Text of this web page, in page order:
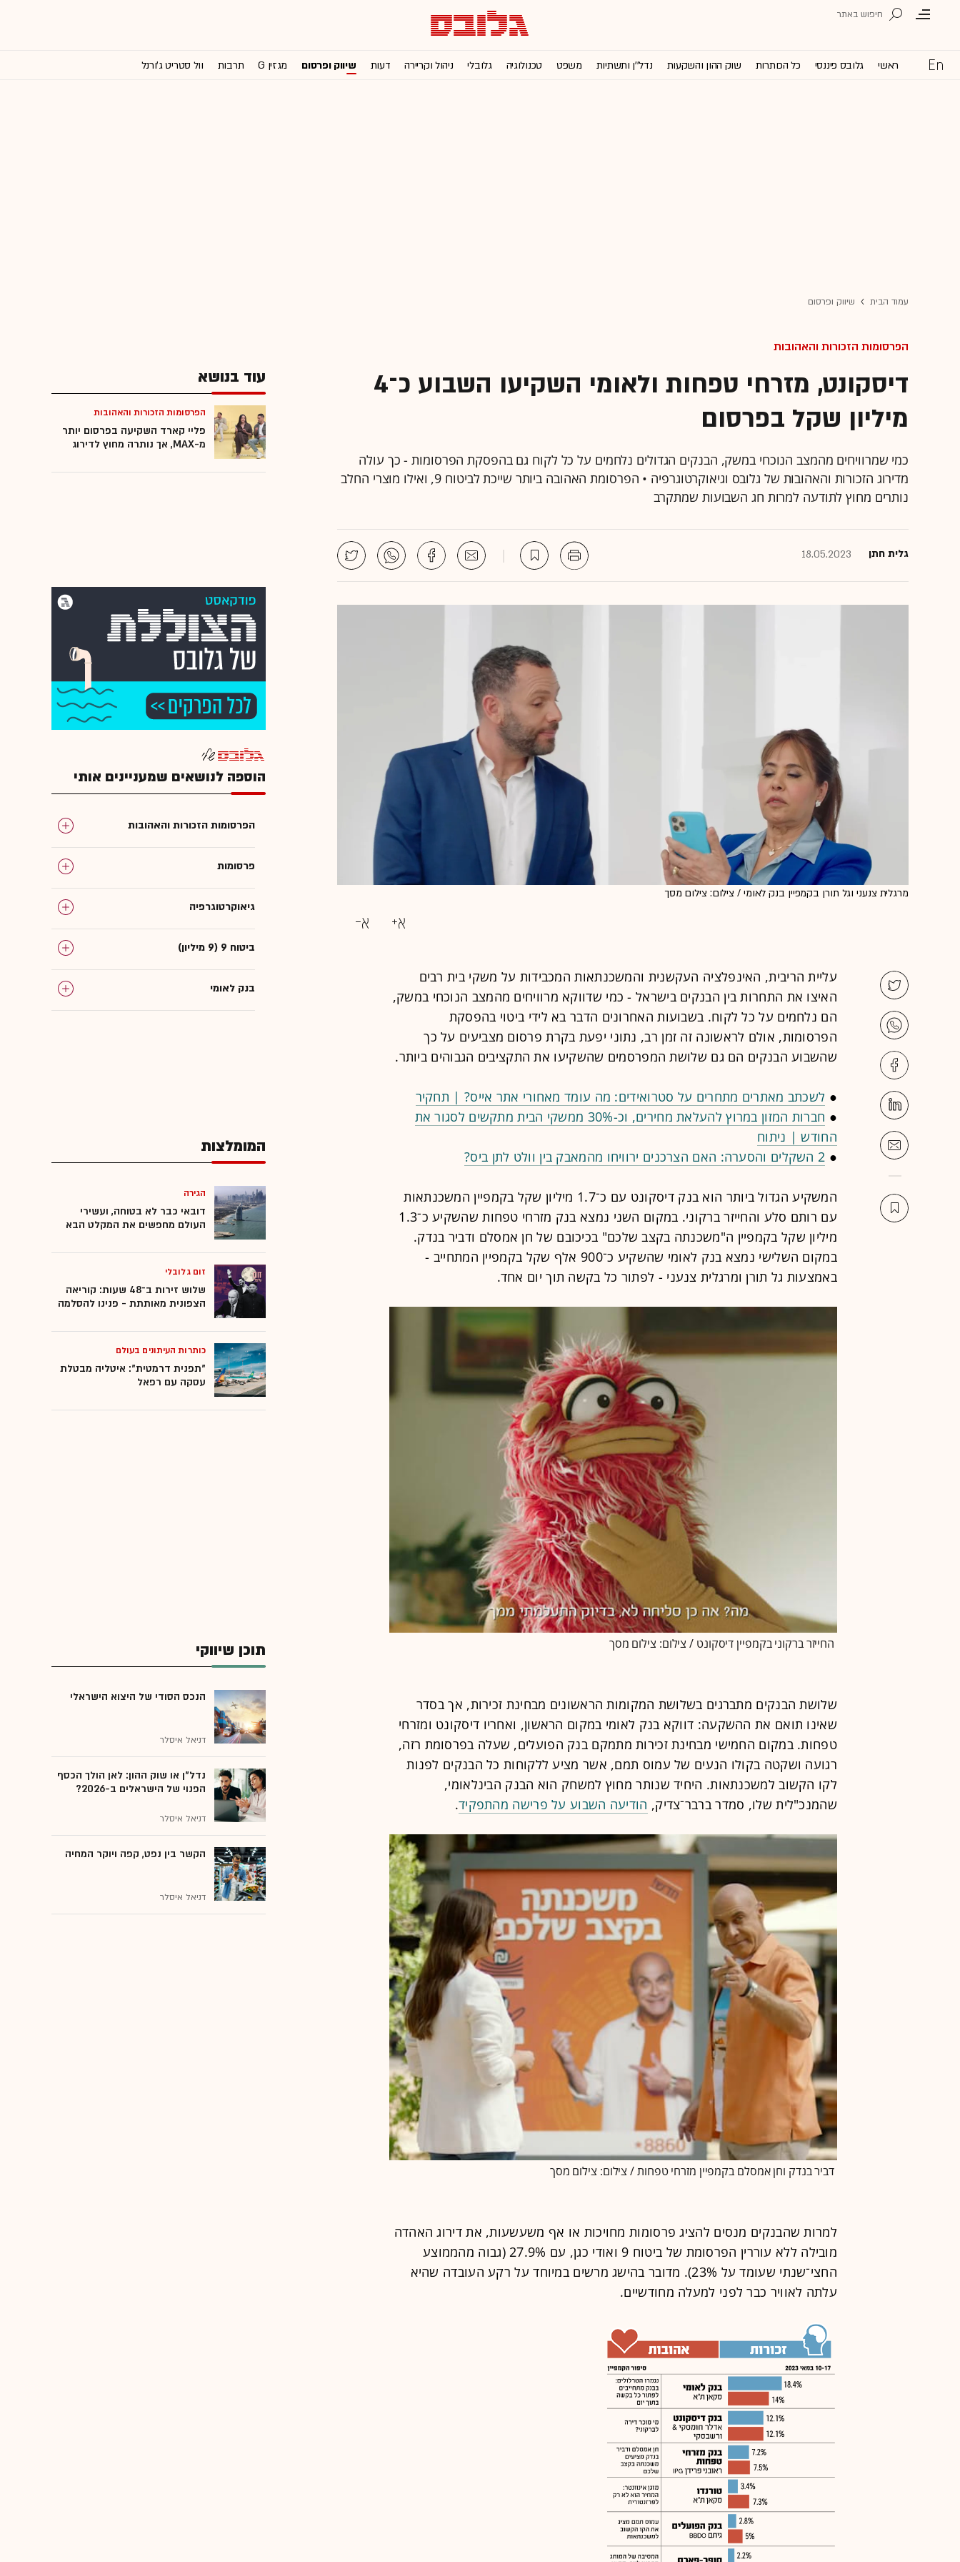
ראשי גלובס פיננסי כל הכותרות שוק ההון והשקעות נדל''ן ותשתיות משפט טכנולוגיה גלובלי ניהול וקריירה דעות שיווק ופרסום מגזין G תרבות וול סטריט ג'ורנל
עמוד הבית שיווק ופרסום
הפרסומות הזכורות והאהובות
דיסקונט, מזרחי טפחות ולאומי השקיעו השבוע כ־4
מיליון שקל בפרסום
כמי שמרוויחים מהמצב הנוכחי במשק, הבנקים הגדולים נלחמים על כל לקוח גם בהפסקת הפרסומות - כך עולה
מדירוג הזכורות והאהובות של גלובס וגיאוקרטוגרפיה • הפרסומת האהובה ביותר שייכת לביטוח 9, ואילו מוצרי החלב
נותרים מחוץ לתודעה למרות חג השבועות שמתקרב
גלית חתן 18.05.2023
מרגלית צנעני וגל תורן בקמפיין בנק לאומי / צילום: צילום מסך
עליית הריבית, האינפלציה העקשנית והמשכנתאות המכבידות על משקי בית רבים
האיצו את התחרות בין הבנקים בישראל - כמי שדווקא מרוויחים מהמצב הנוכחי במשק,
הם נלחמים על כל לקוח. בשבועות האחרונים הדבר בא לידי ביטוי בהפסקת
הפרסומות, אולם לראשונה זה זמן רב, נתוני יפעת בקרת פרסום מצביעים על כך
שהשבוע הבנקים הם גם שלושת המפרסמים שהשקיעו את התקציבים הגבוהים ביותר.
● לשכתב מאתרים מתחרים על סטרואידים: מה עומד מאחורי אתר אייס? | תחקיר
●
חברות המזון במרוץ להעלאת מחירים, וכ-30% ממשקי הבית מתקשים לסגור את
החודש | ניתוח
● 2 השקלים והסערה: האם הצרכנים ירוויחו מהמאבק בין וולט לתן ביס?
המשקיע הגדול ביותר הוא בנק דיסקונט עם כ־1.7 מי
ליון שקל בקמפיין המשכנתאות
עם רותם סלע והחייזר ברקוני. במקום השני נמצא בנק מזרחי טפחות שהשקיע כ־1.3
מיליון שקל בקמפיין ה"משכנתה בקצב שלכם" בכיכובם של חן אמסלם ודביר בנדק.
במקום השלישי נמצא בנק לאומי שהשקיע כ־900 אלף שקל בקמפיין המתחייב -
באמצעות גל תורן ומרגלית צנעני - לפתור כל בקשה תוך יום אחד.
החייזר ברקוני בקמפיין דיסקונט / צילום: צילום מסך
שלושת הבנקים מתברגים בשלושת המקומות הראשונים מבחינת זכירות, אך בסדר
שאינו תואם את ההשקעה: דווקא בנק לאומי במקום הראשון, ואחריו דיסקונט ומזרחי
טפחות. במקום החמישי מבחינת זכירות מתמקם בנק הפועלים, שעלה בפרסומת רזה,
רגועה ושקטה בקולו הנעים של עמוס תמם, אשר מציע ללקוחות כל הבנקים לפנות
לקו הקשוב למשכנתאות. היחיד שנותר מחוץ למשחק הוא הבנק הבינלאומי,
שהמנכ"לית שלו, סמדר ברבר־צדיק, הודיעה השבוע על פרישה מהתפקיד.
דביר בנדק וחן אמסלם בקמפיין מזרחי טפחות / צילום: צילום מסך
למרות שהבנקים מנסים להציג פרסומות מחויכות או אף משעשעות, את דירוג האהדה
מובילה ללא עוררין הפרסומת של ביטוח 9 ואודי כגן, עם 27.9% (גבוה מהממוצע
החצי־שנתי שעומד על 23%). מדובר בהישג מרשים במיוחד על רקע העובדה שהיא
עלתה לאוויר כבר לפני למעלה מחודשיים.
עוד בנושא
הפרסומות הזכורות והאהובות
פליי קארד השקיעה בפרסום יותר
מ-MAX, אך נותרה מחוץ לדירוג
הוספה לנושאים שמעניינים אותי
הפרסומות הזכורות והאהובות
פרסומות
גיאוקרטוגרפיה
ביטוח 9 (9 מיליון)
בנק לאומי
המומלצות
הגירה
דובאי כבר לא בטוחה, ועשירי
העולם מחפשים את המקלט הבא
זום גלובלי
שלוש זירות ב־48 שעות: קוריאה
הצפונית מאותתת - פנינו להסלמה
כותרות העיתונים בעולם
"תפנית דרמטית": איטליה מבטלת
עסקה עם רפאל
תוכן שיווקי
הנכס הסודי של היצוא הישראלי
דניאל איסלר
נדל"ן או שוק ההון: לאן הולך הכסף
הפנוי של הישראלים ב-2026?
דניאל איסלר
הקשר בין נפט, קפה ויוקר המחיה
דניאל איסלר